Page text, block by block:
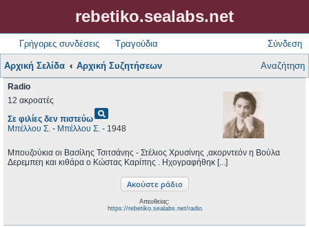
rebetiko.sealabs.net
Γρήγορες συνδέσεις Τραγούδια Σύνδεση
Αρχική Σελίδα Αρχική Συζητήσεων Αναζήτηση
Radio
12 ακροατές
Σε φιλίες δεν πιστεύωpageview
Μπέλλου Σ. - Μπέλλου Σ. - 1948
Μπουζούκια οι Βασίλης Τσιτσάνης - Στέλιος Χρυσίνης ,ακορντεόν η Βούλα
Δερεμπεη και κιθάρα ο Κώστας Καρίπης . Ηχογραφήθηκ [...]
Απευθείας:
https://rebetiko.sealabs.net/radio